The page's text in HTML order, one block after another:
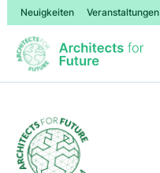
Neuigkeiten Veranstaltungen